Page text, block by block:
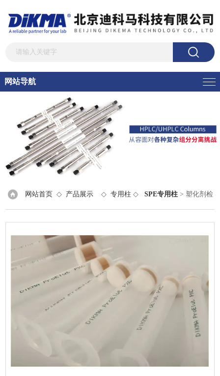
网站导航
网站首页 ◇ 产品展示 ◇专用柱 ◇SPE专用柱 > 塑化剂检
测萃取柱